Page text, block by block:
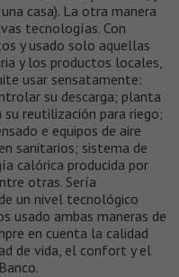
casa). La otra manera
tecnologías. Con
y usado solo aquellas
y los productos locales,
usar sensatamente:
su descarga; planta
reutilización para riego;
e equipos de aire
sanitarios; sistema de
calórica producida por
otras. Sería
un nivel tecnológico
usado ambas maneras de
en cuenta la calidad
de vida, el confort y el